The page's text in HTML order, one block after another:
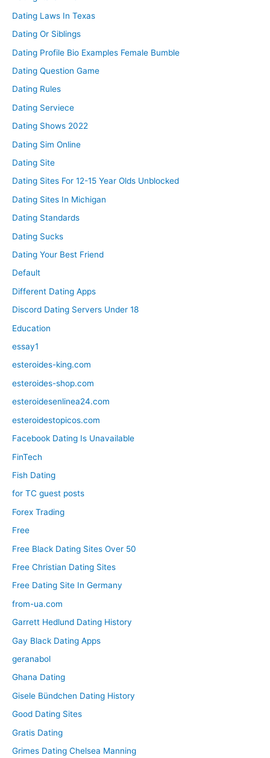
Dating Laws In Texas
Dating Or Siblings
Dating Profile Bio Examples Female Bumble
Dating Question Game
Dating Rules
Dating Serviece
Dating Shows 2022
Dating Sim Online
Dating Site
Dating Sites For 12-15 Year Olds Unblocked
Dating Sites In Michigan
Dating Standards
Dating Sucks
Dating Your Best Friend
Default
Different Dating Apps
Discord Dating Servers Under 18
Education
essay1
esteroides-king.com
esteroides-shop.com
esteroidesenlinea24.com
esteroidestopicos.com
Facebook Dating Is Unavailable
FinTech
Fish Dating
for TC guest posts
Forex Trading
Free
Free Black Dating Sites Over 50
Free Christian Dating Sites
Free Dating Site In Germany
from-ua.com
Garrett Hedlund Dating History
Gay Black Dating Apps
geranabol
Ghana Dating
Gisele Bündchen Dating History
Good Dating Sites
Gratis Dating
Grimes Dating Chelsea Manning